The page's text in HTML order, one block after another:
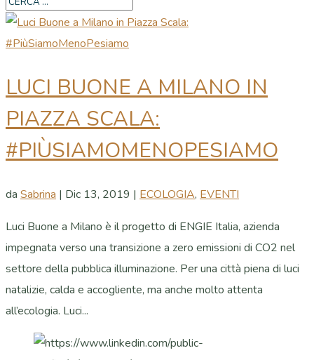
LUCI BUONE A MILANO IN
PIAZZA SCALA:
#PIÙSIAMOMENOPESIAMO
da Sabrina | Dic 13, 2019 | ECOLOGIA, EVENTI
Luci Buone a Milano è il progetto di ENGIE Italia, azienda
impegnata verso una transizione a zero emissioni di CO2 nel
settore della pubblica illuminazione. Per una città piena di luci
natalizie, calda e accogliente, ma anche molto attenta
all’ecologia. Luci...